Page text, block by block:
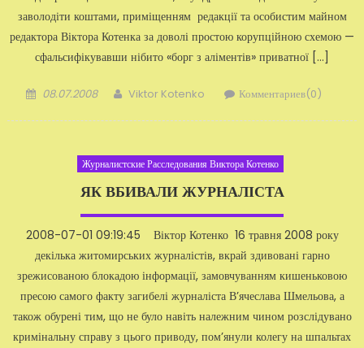
заволодіти коштами, приміщен­ням редакції та особистим майном
редактора Віктора Котенка за доволі простою корупційною схе­мою —
сфальсифікувавши нібито «борг з аліментів» приватної […]
Добавлено
08.07.2008 Автор
Viktor Kotenko Комментариев(0)
Журналистские Расследования Виктора Котенко
ЯК ВБИВАЛИ ЖУРНАЛІСТА
2008-07-01 09:19:45 Віктор Котенко 16 травня 2008 року
декілька житомирських журналістів, вкрай здивова­ні гарно
зрежисованою блокадою інформації, замовчуванням кишень­ковою
пресою самого факту загибелі журналіста В’ячеслава Шмельова, а
також обурені тим, що не було навіть належним чином розслідувано
кримінальну справу з цього приводу, пом’яну­ли колегу на шпальтах